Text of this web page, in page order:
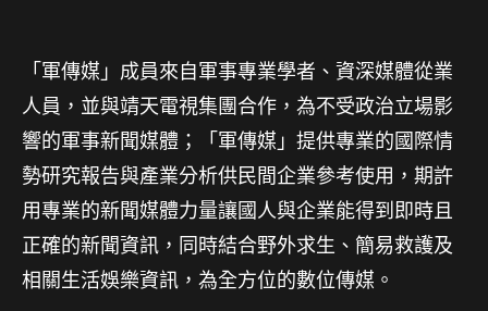
「軍傳媒」成員來自軍事專業學者、資深媒體從業
人員，並與靖天電視集團合作，為不受政治立場影
響的軍事新聞媒體；「軍傳媒」提供專業的國際情
勢研究報告與產業分析供民間企業參考使用，期許
用專業的新聞媒體力量讓國人與企業能得到即時且
正確的新聞資訊，同時結合野外求生、簡易救護及
相關生活娛樂資訊，為全方位的數位傳媒。